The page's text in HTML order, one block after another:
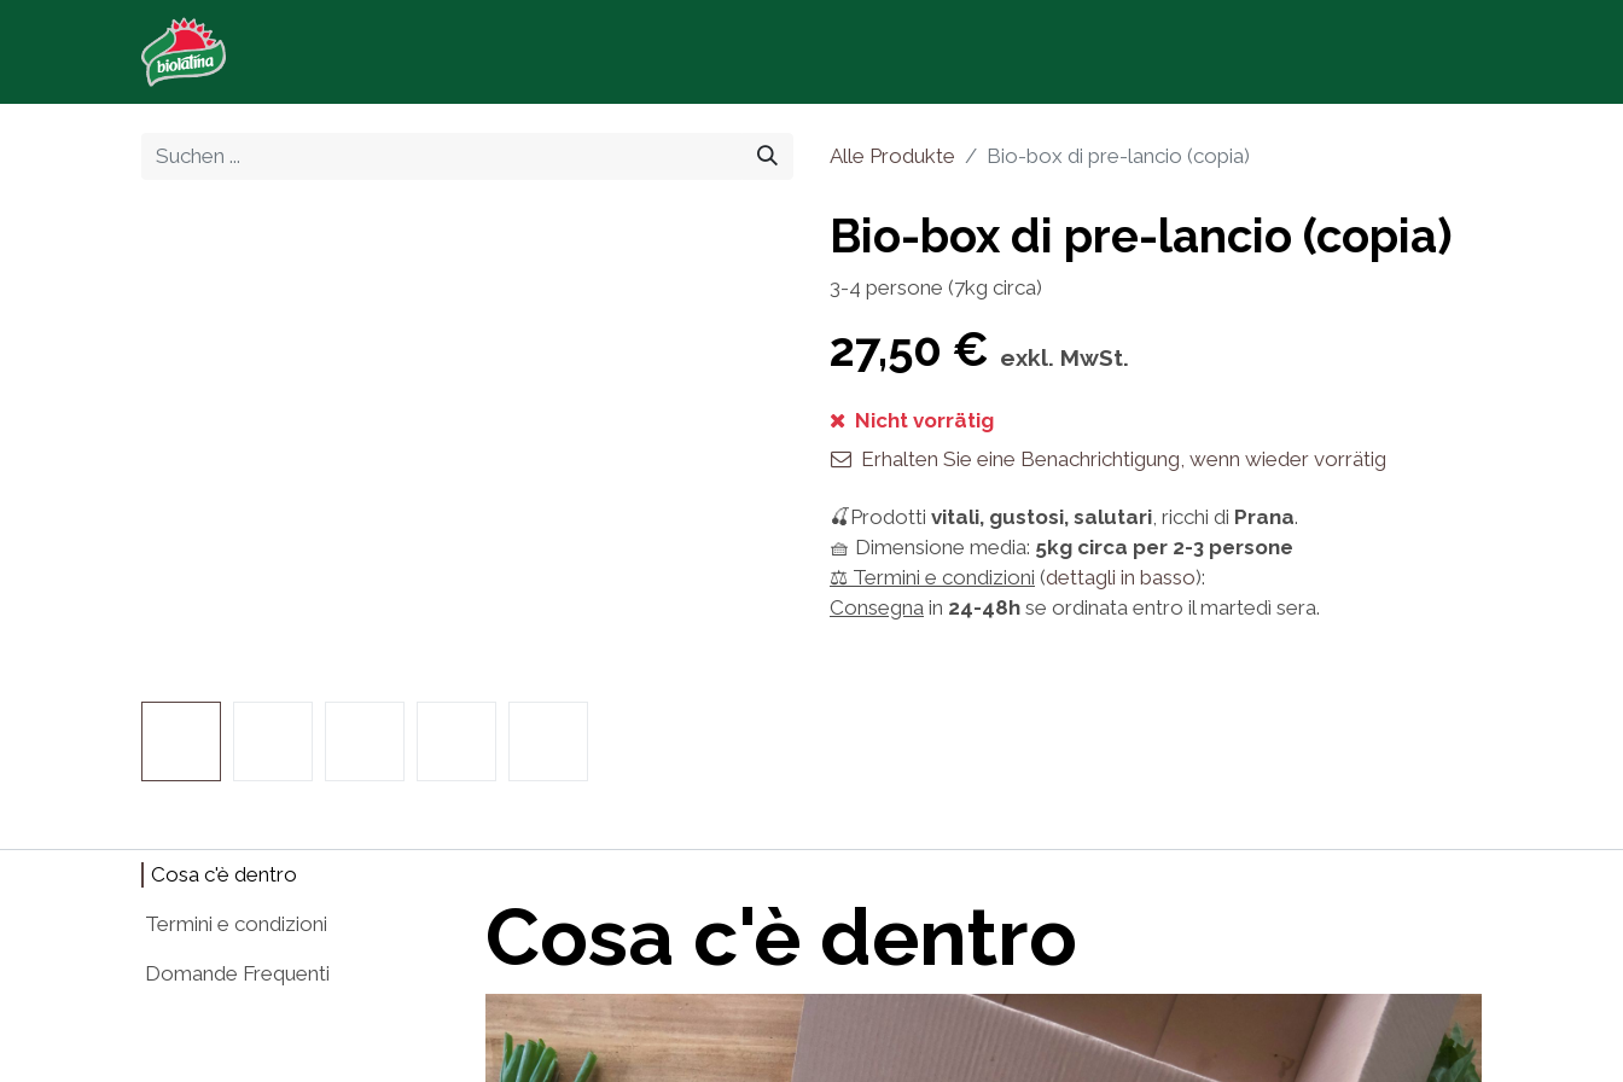
Alle Produkte Bio-box di pre-lancio (copia)
Bio-box di pre-lancio (copia)
3-4 persone (7kg circa)
27,50 € exkl. MwSt.
Nicht vorrätig
Erhalten Sie eine Benachrichtigung, wenn wieder vorrätig
🍒Prodotti vitali, gustosi, salutari, ricchi di Prana.
🧺 Dimensione media: 5kg circa per 2-3 persone
⚖️ Termini e condizioni (dettagli in basso):
Consegna in 24-48h se ordinata entro il martedì sera.
Cosa c'è dentro
Termini e condizioni
Domande Frequenti Cosa c'è dentro